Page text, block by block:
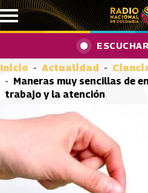
Pasar al contenido principal
Inicio Actualidad
Maneras muy sencillas de
trabajo y la atención